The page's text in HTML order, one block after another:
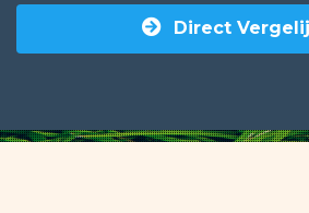
Direct